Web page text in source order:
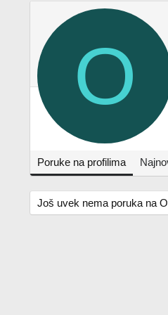
O
Poruke na profilima
Još uvek nema poruka na